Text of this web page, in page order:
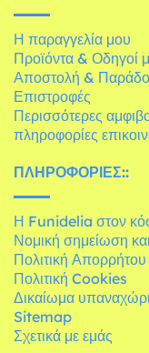
Η παραγγελία μου
Προϊόντα & Οδηγοί
Αποστολή &
Επιστροφές
Περισσότερες
πληροφορίες
ΠΛΗΡΟΦΟΡΊΕΣ::
Η Funidelia στον
Νομική σημείωση
Πολιτική Απορρήτου
Πολιτική Cookies
Δικαίωμα
Sitemap
Σχετικά με εμάς